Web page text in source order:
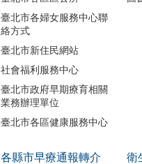
臺北市各婦女服務中心聯
絡方式
臺北市新住民網站
社會福利服務中心
臺北市政府早期療育相關
業務辦理單位
臺北市各區健康服務中心
各縣市早療通報轉介
衛